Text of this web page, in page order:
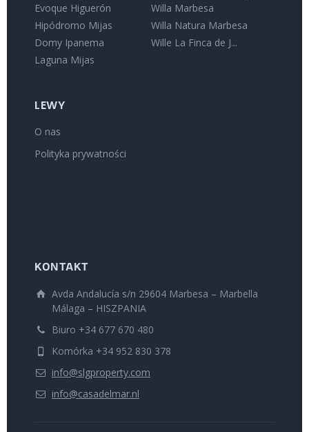
Evoque Higuerón
Hipódromo Mijas
Domy Ipanema
Laguna Mijas
Willa Marbesa
Willa Natura Marbesa
Wille La Finca de J...
LEWY
O nas
Polityka prywatności
KONTAKT
Avda Andalucía s/n 29604 Marbesa – Marbella
Málaga – HISZPANIA
Biuro +34 677 670 480
Komórka +34 952 830 378
info@slgproperty.com
info@casadelmar.nl